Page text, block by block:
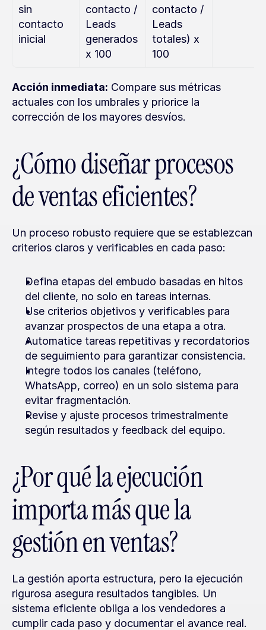
sin
contacto
inicial
contacto /
Leads
generados
x 100
contacto /
Leads
totales) x
100
Acción inmediata: Compare sus métricas
actuales con los umbrales y priorice la
corrección de los mayores desvíos.
¿Cómo diseñar procesos
de ventas eficientes?
Un proceso robusto requiere que se establezcan
criterios claros y verificables en cada paso:
Defina etapas del embudo basadas en hitos
del cliente, no solo en tareas internas.
Use criterios objetivos y verificables para
avanzar prospectos de una etapa a otra.
Automatice tareas repetitivas y recordatorios
de seguimiento para garantizar consistencia.
Integre todos los canales (teléfono,
WhatsApp, correo) en un solo sistema para
evitar fragmentación.
Revise y ajuste procesos trimestralmente
según resultados y feedback del equipo.
¿Por qué la ejecución
importa más que la
gestión en ventas?
La gestión aporta estructura, pero la ejecución
rigurosa asegura resultados tangibles. Un
sistema eficiente obliga a los vendedores a
cumplir cada paso y documentar el avance real.